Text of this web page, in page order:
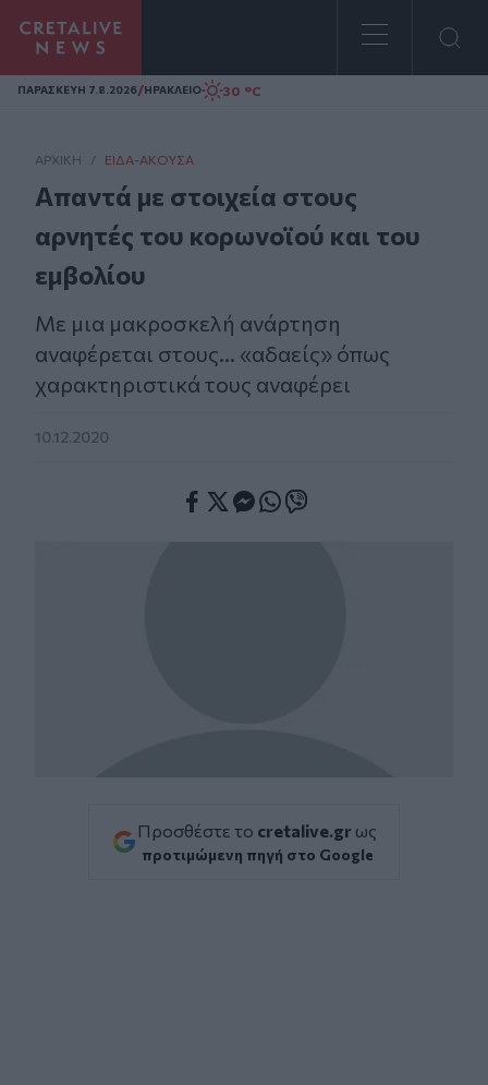
Homepage
ΠΑΡΑΣΚΕΥΗ 7.8.2026/ΗΡΑΚΛΕΙΟ 30 °C
ΑΡΧΙΚΗ / ΕΊΔΑ-ΆΚΟΥΣΑ
Απαντά με στοιχεία στους
αρνητές του κορωνοϊού και του
εμβολίου
Με μια μακροσκελή ανάρτηση
αναφέρεται στους... «αδαείς» όπως
χαρακτηριστικά τους αναφέρει
10.12.2020
Προσθέστε το cretalive.gr ως
προτιμώμενη πηγή στο Google